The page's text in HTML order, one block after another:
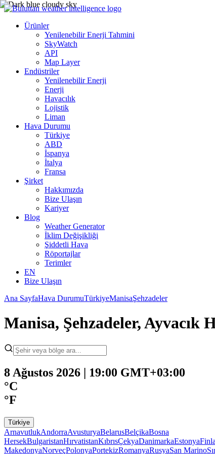
Ürünler
Yenilenebilir Enerji Tahmini
SkyWatch
API
Map Layer
Endüstriler
Yenilenebilir Enerji
Enerji
Havacılık
Lojistik
Liman
Hava Durumu
Türkiye
ABD
İspanya
İtalya
Fransa
Şirket
Hakkımızda
Bize Ulaşın
Kariyer
Blog
Weather Generator
İklim Değişikliği
Şiddetli Hava
Röportajlar
Terimler
EN
Bize Ulaşın
Ana SayfaHava DurumuTürkiyeManisaŞehzadeler
Manisa, Şehzadeler, Ayvacık
8 Ağustos 2026 | 19:00 GMT+03:00
°C
°F
Türkiye
ArnavutlukAndorraAvusturyaBelarusBelçikaBosna
HersekBulgaristanHırvatistanKıbrısÇekyaDanimarkaEstonya
MakedonyaNorveçPolonyaPortekizRomanyaRusyaSan Marino